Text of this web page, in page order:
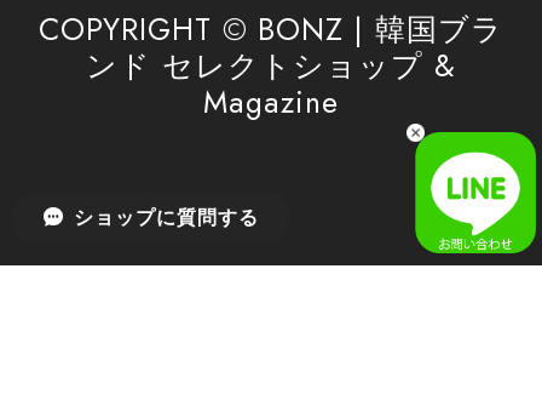
COPYRIGHT © BONZ | 韓国ブラ
ンド セレクトショップ &
Magazine
ショップに質問する